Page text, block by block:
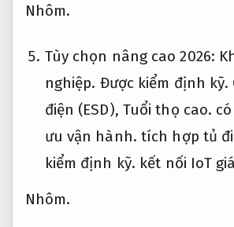
Nhôm.
Tùy chọn nâng cao 2026:
nghiệp. Được kiểm định kỹ.
điện (ESD), Tuổi thọ cao.
ưu vận hành. tích hợp tủ
kiểm định kỹ. kết nối IoT
Nhôm.